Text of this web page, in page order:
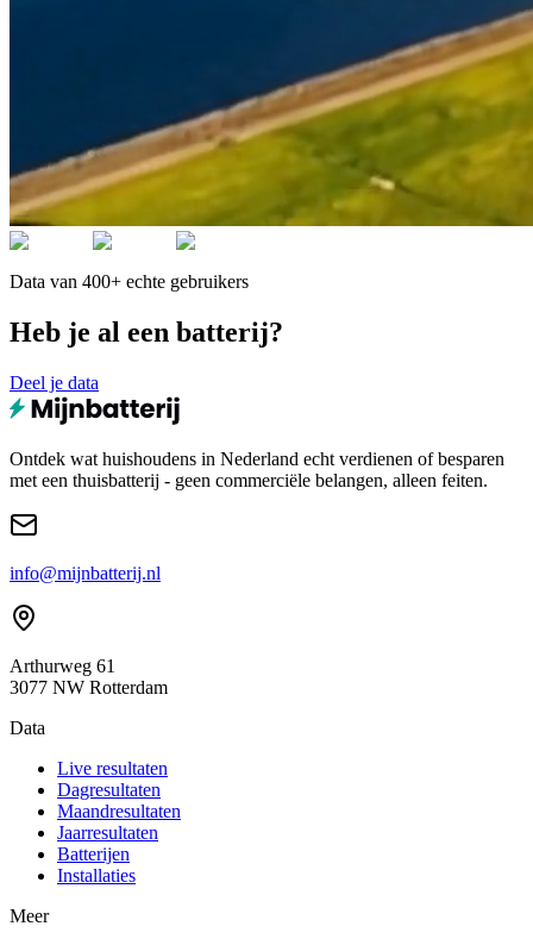
Data van 400+ echte gebruikers
Heb je al een batterij?
Deel je data
Ontdek wat huishoudens in Nederland echt verdienen of besparen
met een thuisbatterij - geen commerciële belangen, alleen feiten.
info@mijnbatterij.nl
Arthurweg 61
3077 NW Rotterdam
Data
Live resultaten
Dagresultaten
Maandresultaten
Jaarresultaten
Batterijen
Installaties
Meer